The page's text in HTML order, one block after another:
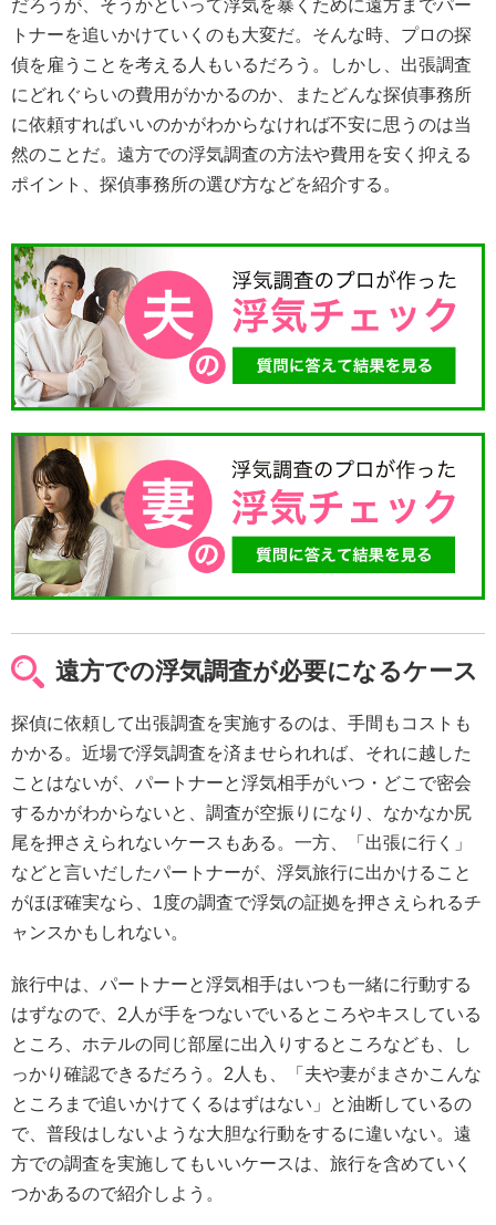
だろうが、そうかといって浮気を暴くために遠方までパー
トナーを追いかけていくのも大変だ。そんな時、プロの探
偵を雇うことを考える人もいるだろう。しかし、出張調査
にどれぐらいの費用がかかるのか、またどんな探偵事務所
に依頼すればいいのかがわからなければ不安に思うのは当
然のことだ。遠方での浮気調査の方法や費用を安く抑える
ポイント、探偵事務所の選び方などを紹介する。
遠方での浮気調査が必要になるケース
探偵に依頼して出張調査を実施するのは、手間もコストも
かかる。近場で浮気調査を済ませられれば、それに越した
ことはないが、パートナーと浮気相手がいつ・どこで密会
するかがわからないと、調査が空振りになり、なかなか尻
尾を押さえられないケースもある。一方、「出張に行く」
などと言いだしたパートナーが、浮気旅行に出かけること
がほぼ確実なら、1度の調査で浮気の証拠を押さえられるチ
ャンスかもしれない。
旅行中は、パートナーと浮気相手はいつも一緒に行動する
はずなので、2人が手をつないでいるところやキスしている
ところ、ホテルの同じ部屋に出入りするところなども、し
っかり確認できるだろう。2人も、「夫や妻がまさかこんな
ところまで追いかけてくるはずはない」と油断しているの
で、普段はしないような大胆な行動をするに違いない。遠
方での調査を実施してもいいケースは、旅行を含めていく
つかあるので紹介しよう。